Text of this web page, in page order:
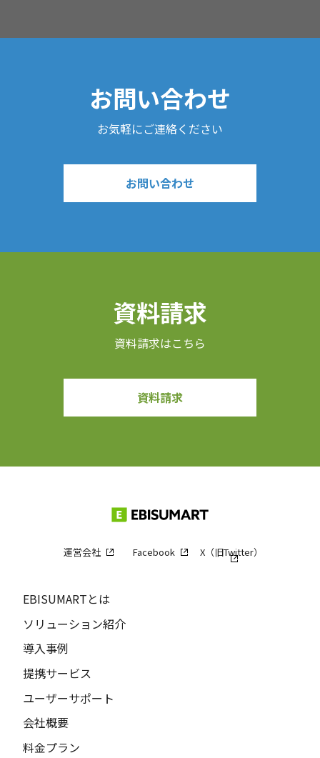
お問い合わせ
お気軽にご連絡ください
お問い合わせ
資料請求
資料請求はこちら
資料請求
運営会社 Facebook X（旧Twitter）
EBISUMARTとは
ソリューション紹介
導入事例
提携サービス
ユーザーサポート
会社概要
料金プラン